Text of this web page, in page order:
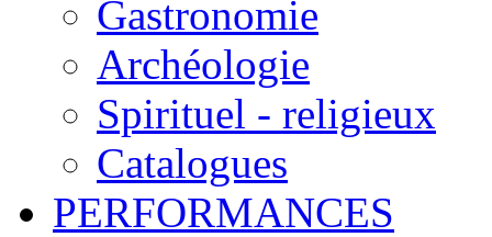
Gastronomie
Archéologie
Spirituel - religieux
Catalogues
PERFORMANCES